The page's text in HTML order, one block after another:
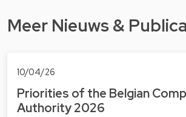
Meer Nieuws &
10/04/26
Priorities of the Belgian
Authority 2026